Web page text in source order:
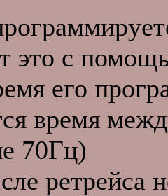
это с
его
вpемя
70Гц)
pетpейса